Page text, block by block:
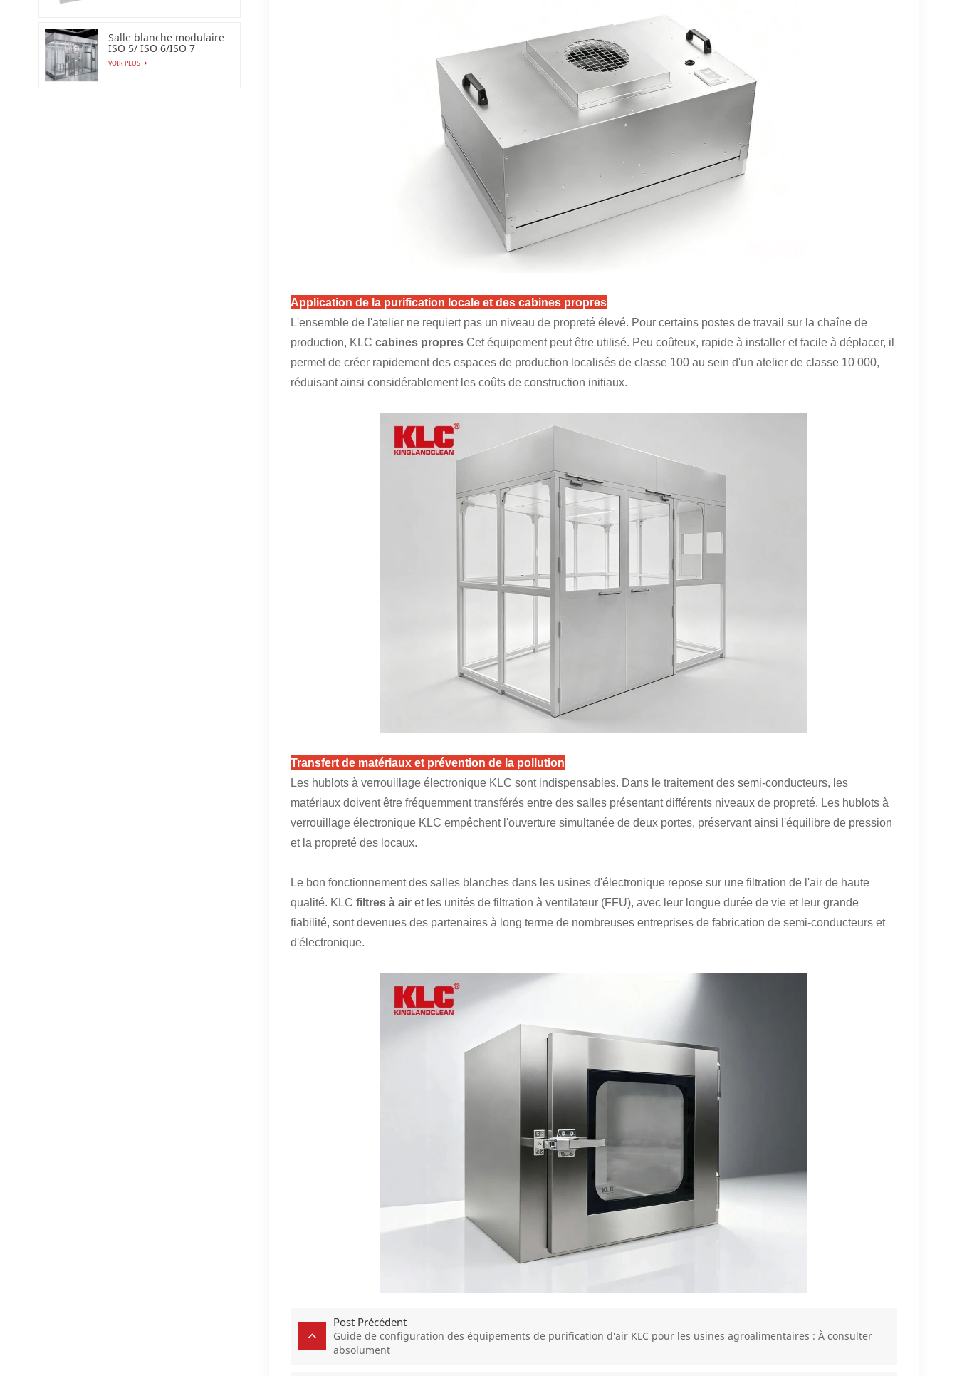
Application de la purification locale et des cabines propres
L'ensemble de l'atelier ne requiert pas un niveau de propreté élevé. Pour certains postes de travail sur la chaîne de
production, KLCcabines propres Cet équipement peut être utilisé. Peu coûteux, rapide à installer et facile à déplacer, il
permet de créer rapidement des espaces de production localisés de classe 100 au sein d'un atelier de classe 10 000,
réduisant ainsi considérablement les coûts de construction initiaux.
Transfert de matériaux et prévention de la pollution
Les hublots à verrouillage électronique KLC sont indispensables. Dans le traitement des semi-conducteurs, les
matériaux doivent être fréquemment transférés entre des salles présentant différents niveaux de propreté. Les hublots à
verrouillage électronique KLC empêchent l'ouverture simultanée de deux portes, préservant ainsi l'équilibre de pression
et la propreté des locaux.
Le bon fonctionnement des salles blanches dans les usines d'électronique repose sur une filtration de l'air de haute
qualité. KLCfiltres à air et les unités de filtration à ventilateur (FFU), avec leur longue durée de vie et leur grande
fiabilité, sont devenues des partenaires à long terme de nombreuses entreprises de fabrication de semi-conducteurs et
d'électronique.
Post Précédent
Guide de configuration des équipements de purification d'air KLC pour les usines agroalimentaires : À consulter
absolument
Salle blanche modulaire
ISO 5/ ISO 6/ISO 7
VOIR PLUS